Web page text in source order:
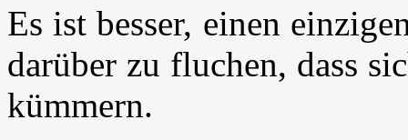
Es ist besser, einen
darüber zu fluchen, dass
kümmern.